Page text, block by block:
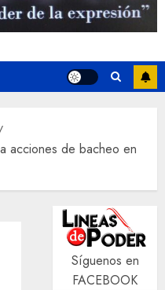
acciones de bacheo en
Síguenos en
FACEBOOK